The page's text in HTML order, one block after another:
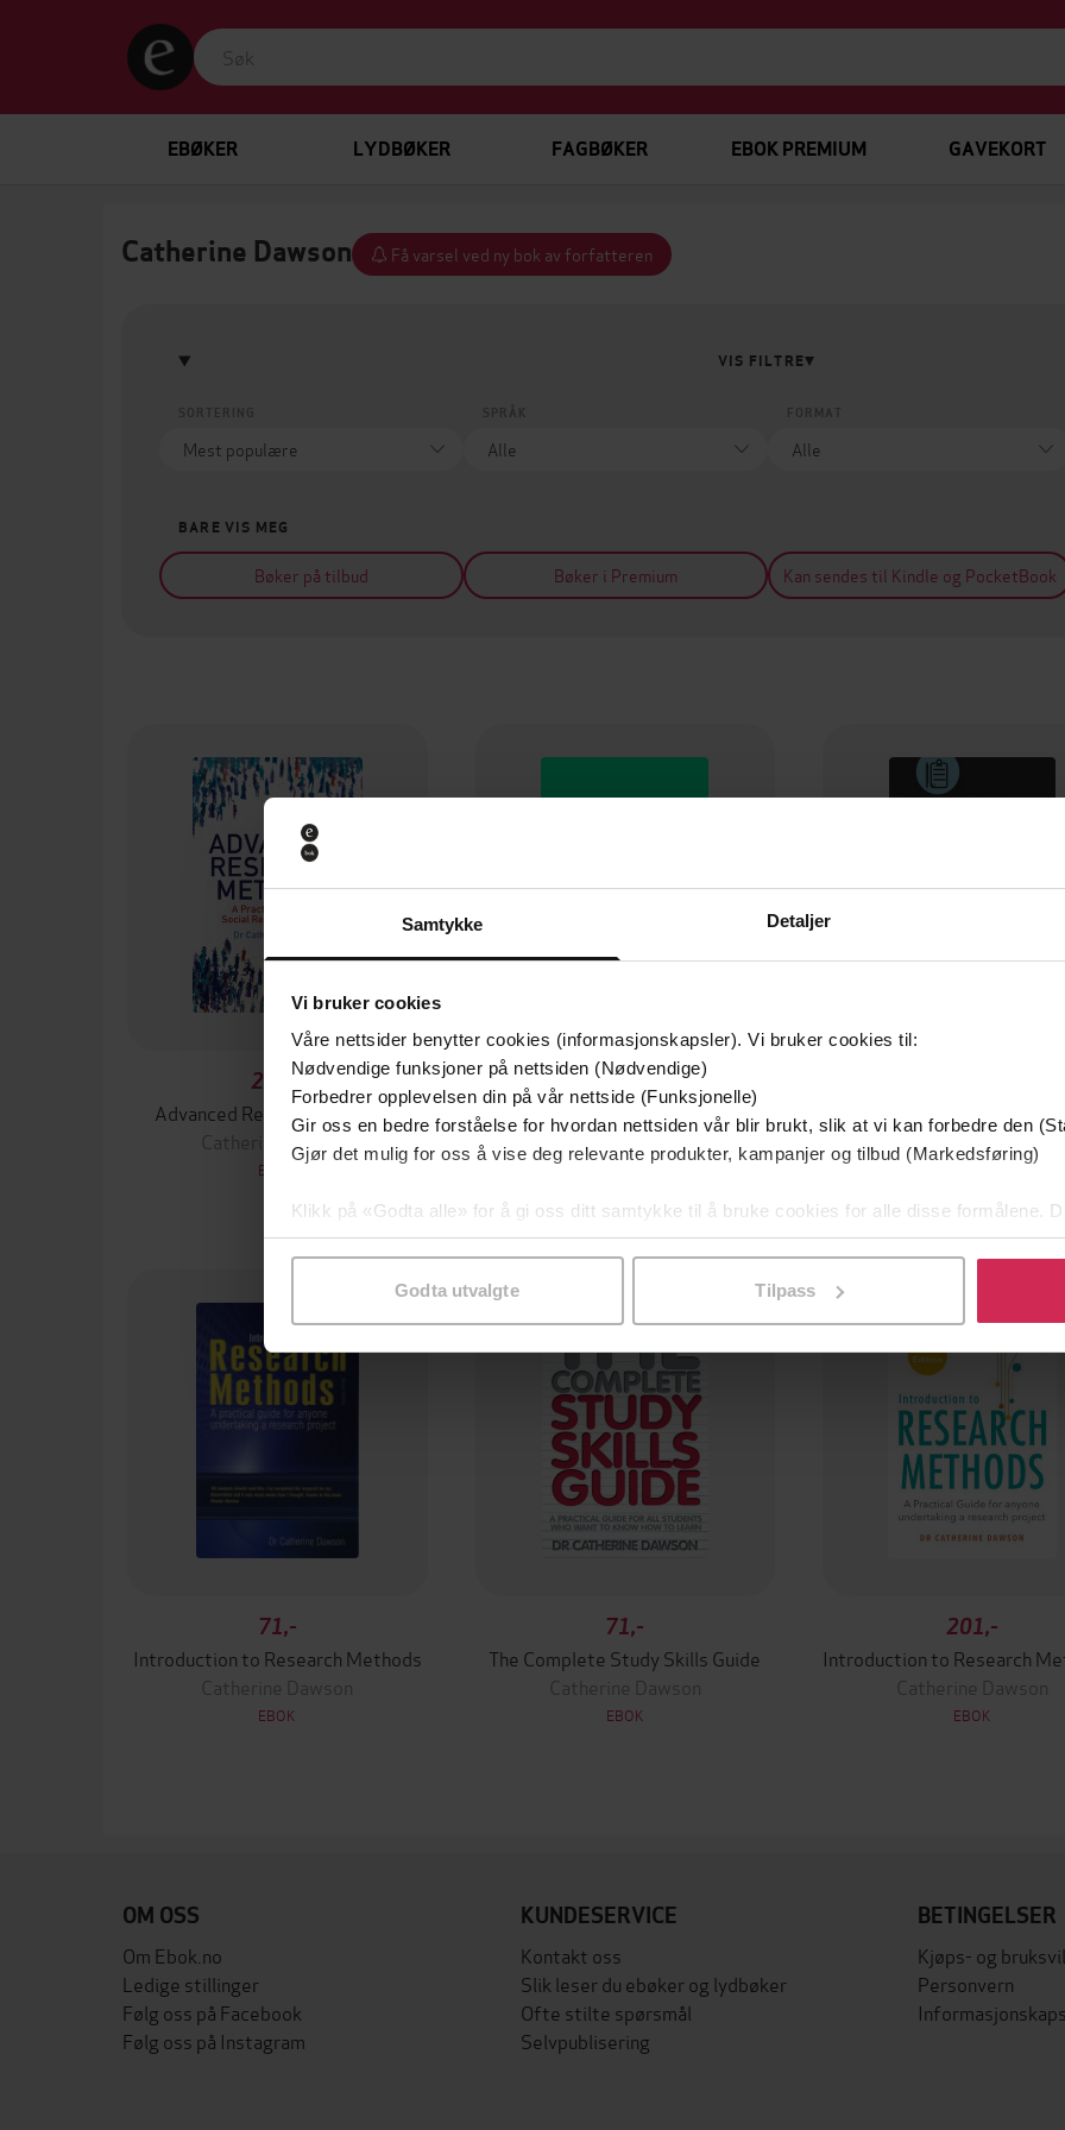
Samtykke Detaljer
Vi bruker cookies
Våre nettsider benytter cookies (informasjonskapsler). Vi bruker cookies til:
Nødvendige funksjoner på nettsiden (Nødvendige)
Forbedrer opplevelsen din på vår nettside (Funksjonelle)
Gir oss en bedre forståelse for hvordan nettsiden vår blir brukt, slik at vi kan forbedre den
Gjør det mulig for oss å vise deg relevante produkter, kampanjer og tilbud (Markedsføring)
Klikk på «Godta alle» for å gi oss ditt samtykke til å bruke cookies for alle disse formålene.
samtykke til spesifikke formål ved å klikke på «Tilpass». Du kan når som helst trekke
Godta utvalgte Tilpass
EBØKER LYDBØKER FAGBØKER EBOK PREMIUM GAVEKORT
Catherine Dawson Få varsel ved ny bok av forfatteren
VIS FILTRE
BARE VIS MEG
Bøker på tilbud Bøker i Premium Kan sendes til Kindle og PocketBook
201,-
Advanced Research Methods
Catherine Dawson
EBOK
118,-
Basic Study Skills
Catherine Dawson
Catherine Dawson
71,-
Introduction to Research Methods
Catherine Dawson
EBOK
71,-
The Complete Study Skills Guide
Catherine Dawson
EBOK
201,-
Catherine Dawson
EBOK
OM OSS
Om Ebok.no
Ledige stillinger
Følg oss på Facebook
Følg oss på Instagram
KUNDESERVICE
Kontakt oss
Slik leser du ebøker og lydbøker
Ofte stilte spørsmål
Selvpublisering
BETINGELSER
Kjøps- og
Personvern